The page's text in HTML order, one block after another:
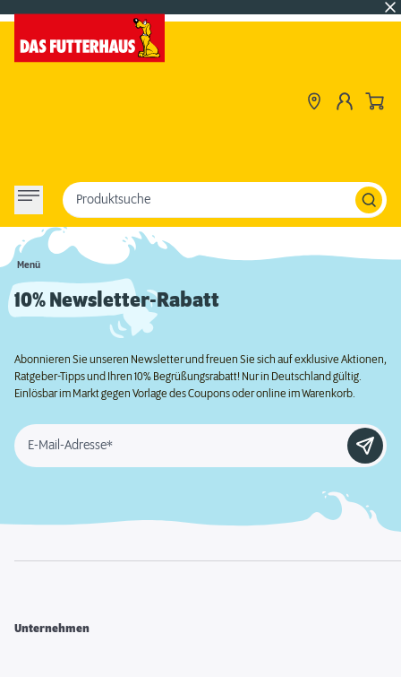
Menü
Produktsuche
10% Newsletter-Rabatt
Abonnieren Sie unseren Newsletter und freuen Sie sich auf exklusive Aktionen,
Ratgeber-Tipps und Ihren 10% Begrüßungsrabatt! Nur in Deutschland gültig.
Einlösbar im Markt gegen Vorlage des Coupons oder online im Warenkorb.
E-Mail-Adresse*
Unternehmen